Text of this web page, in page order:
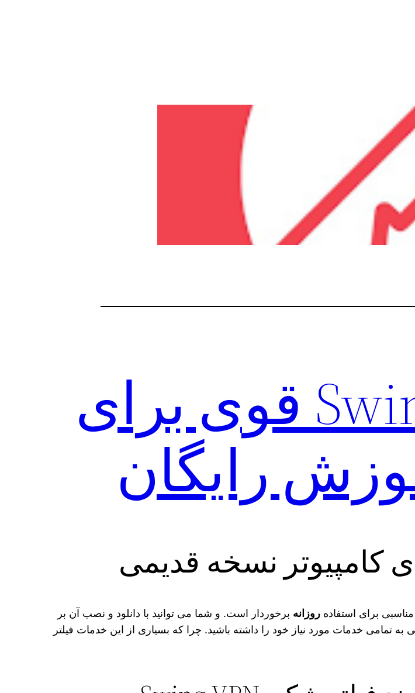
نصب Swing VPN قوی برای
رایگان
برای استفادهروزانه برخوردار است. و شما می‌ توانید با دانلود و نصب آن بر
تمامی خدمات مورد نیاز خود را داشته باشید. چرا که بسیاری از این خدمات فیلتر